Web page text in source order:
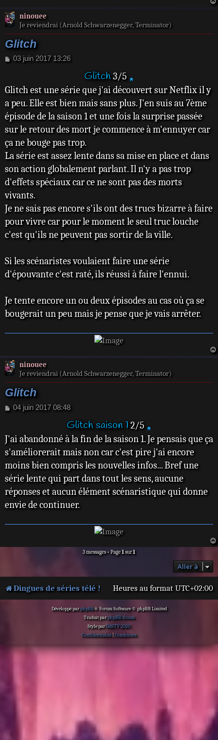
Landresse) : Dr
Elishia McKellar
Emily Barclay
(VF : Delphine
Chauvier) : Sarah
Ned Dennehy (VF
: Michel
Hinderyckx) :
Paddy Fitzgerald
Sean Keenan (VF
: Thibaut
Delmotte) :
Charlie
Daniela Farinacci
(VF : Fabienne
Loriaux) : Maria
Massola
Hannah Monson
(VF : Hélène Van
Dyck) : Kirstie
Darrow
Andrew
McFarlane (VF :
Simon Duprez) :
Vic Eastley
Rodger Corser :
John Doe
(VF : Alexis
Flamant) : Beau
Cooper
il les conduit à la
clinique pour les soigner.
visage d'une de ces six
personnes qui ressemble
étrangement à sa femme
morte il y a deux ans…
ninouee
Je reviendrai (Arnold Schwarzenegger, Terminator)
Glitch
M
s
a
g
e
03 juin 2017 13:26
Glitch3/5
Glitch est une série que j'ai découvert sur Netflix il y
a peu. Elle est bien mais sans plus. J'en suis au 7ème
épisode de la saison 1 et une fois la surprise passée
sur le retour des mort je commence à m'ennuyer car
ça ne bouge pas trop.
La série est assez lente dans sa mise en place et dans
son action globalement parlant. Il n'y a pas trop
d'effets spéciaux car ce ne sont pas des morts
vivants.
Je ne sais pas encore s'ils ont des trucs bizarre à faire
pour vivre car pour le moment le seul truc louche
c'est qu'ils ne peuvent pas sortir de la ville.
Si les scénaristes voulaient faire une série
d'épouvante c'est raté, ils réussi à faire l'ennui.
Je tente encore un ou deux épisodes au cas où ça se
bougerait un peu mais je pense que je vais arrêter.
ninouee
Je reviendrai (Arnold Schwarzenegger, Terminator)
Glitch
M
a
g
04 juin 2017 08:48
Glitch saison 1 2/5
J'ai abandonné à la fin de la saison 1. Je pensais que ça
s'améliorerait mais non car c'est pire j'ai encore
moins bien compris les nouvelles infos... Bref une
série lente qui part dans tout les sens, aucune
réponses et aucun élément scénaristique qui donne
envie de continuer.
3 messages • Page1sur1
Aller à
Dingues de séries télé ! Heures au format UTC+02:00
Développé parphpBB® Forum Software © phpBB Limited
Traduit parphpBB-fr.com
Style parDdSTV 2020
Confidentialité| Conditions